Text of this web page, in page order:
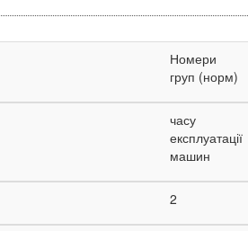
Номери
груп (норм)
часу
експлуатації
машин
2